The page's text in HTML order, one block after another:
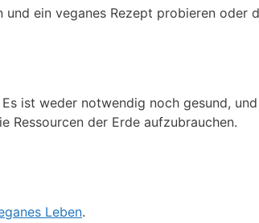
ein veganes Rezept probieren oder
ist weder notwendig noch gesund,
Ressourcen der Erde aufzubrauchen.
Leben.